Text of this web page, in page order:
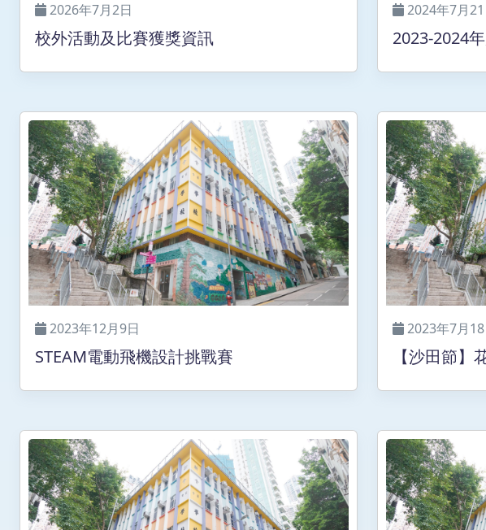
2026年7月2日
校外活動及比賽獲獎資訊
2024年7月21
2023-2024
2023年12月9日
STEAM電動飛機設計挑戰賽
2023年7月18
【沙田節】